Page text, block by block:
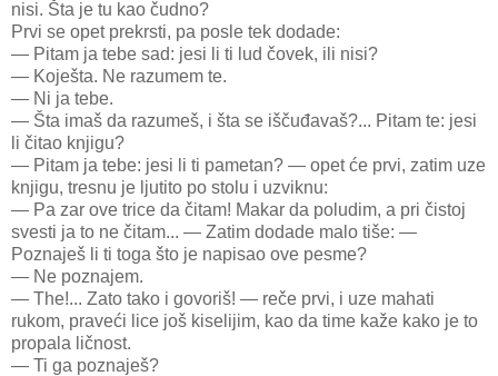
nisi. Šta je tu kao čudno?
Prvi se opet prekrsti, pa posle tek dodade:
— Pitam ja tebe sad: jesi li ti lud čovek, ili nisi?
— Koješta. Ne razumem te.
— Ni ja tebe.
— Šta imaš da razumeš, i šta se iščuđavaš?... Pitam te: jesi
li čitao knjigu?
— Pitam ja tebe: jesi li ti pametan? — opet će prvi, zatim uze
knjigu, tresnu je ljutito po stolu i uzviknu:
— Pa zar ove trice da čitam! Makar da poludim, a pri čistoj
svesti ja to ne čitam... — Zatim dodade malo tiše: —
Poznaješ li ti toga što je napisao ove pesme?
— Ne poznajem.
— The!... Zato tako i govoriš! — reče prvi, i uze mahati
rukom, praveći lice još kiselijim, kao da time kaže kako je to
propala ličnost.
— Ti ga poznaješ?